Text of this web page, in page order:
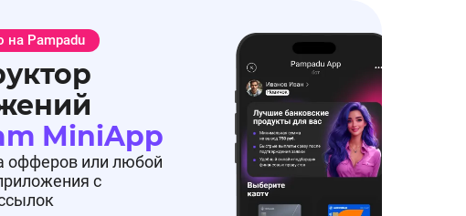
на Pampadu
MiniApp
офферов или любой
с